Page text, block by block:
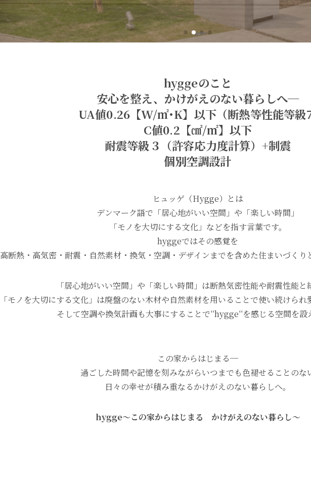
hyggeのこと
安心を整え、かけがえのない暮らしへ─
UA値0.26【W/㎡･K】以下（断熱等性能等級
C値0.2【㎠/㎡】以下
耐震等級３（許容応力度計算）+制震
個別空調設計
ヒュッゲ（Hygge）とは
デンマーク語で「居心地がいい空間」や「楽しい時間」
「モノを大切にする文化」などを指す言葉です。
hyggeではその感覚を
高断熱・高気密・耐震・自然素材・換気・空調・デザインまでを含めた住まいづくり
「居心地がいい空間」や「楽しい時間」は断熱気密性能や耐震性能と
「モノを大切にする文化」は廃盤のない木材や自然素材を用いることで使い続けら
そして空調や換気計画も大事にすることで‘‘hygge‘‘を感じる空間を設
この家からはじまる─
過ごした時間や記憶を刻みながらいつまでも色褪せることのな
日々の幸せが積み重なるかけがえのない暮らしへ。
hygge～この家からはじまる かけがえのない暮らし～